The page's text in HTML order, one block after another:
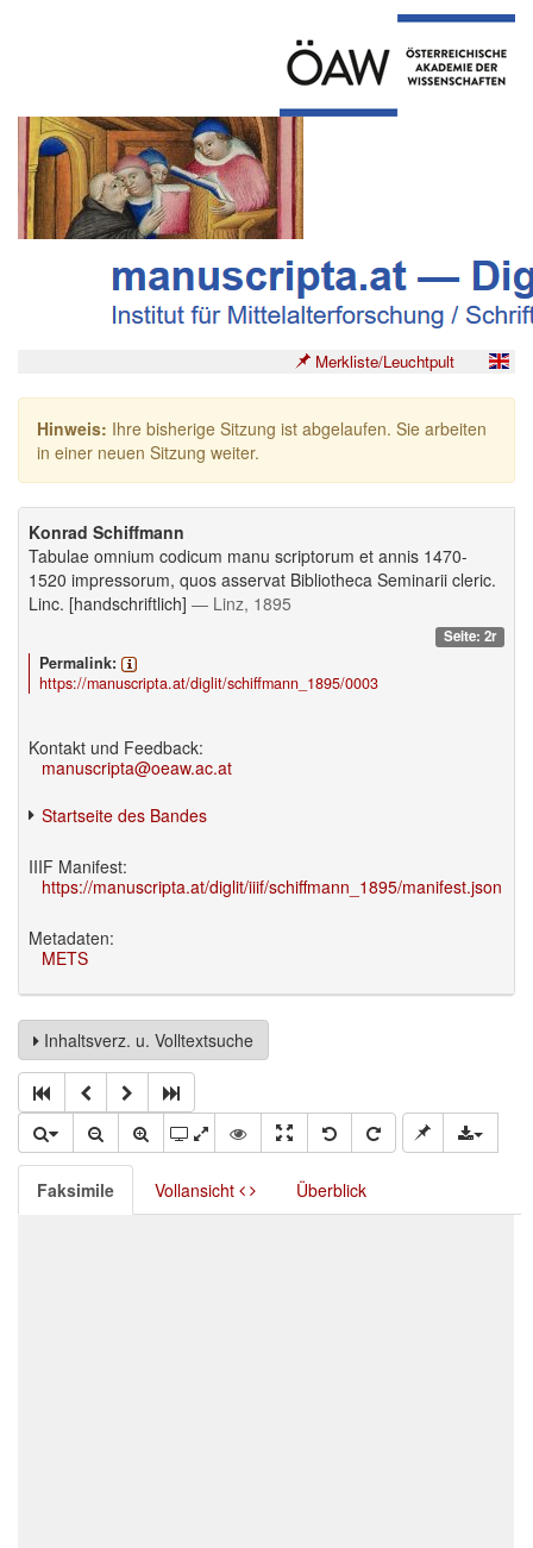
Merkliste/Leuchtpult
Hinweis: Ihre bisherige Sitzung ist abgelaufen. Sie arbeiten
in einer neuen Sitzung weiter.
Konrad Schiffmann
Tabulae omnium codicum manu scriptorum et annis 1470-
1520 impressorum, quos asservat Bibliotheca Seminarii cleric.
Linc. [handschriftlich] — Linz, 1895
Seite: 2r
Permalink:
https://manuscripta.at/diglit/schiffmann_1895/0003
Kontakt und Feedback:
manuscripta@oeaw.ac.at
Startseite des Bandes
IIIF Manifest:
https://manuscripta.at/diglit/iiif/schiffmann_1895/manifest.json
Metadaten:
METS
Inhaltsverz. u. Volltextsuche
Faksimile Vollansicht Überblick